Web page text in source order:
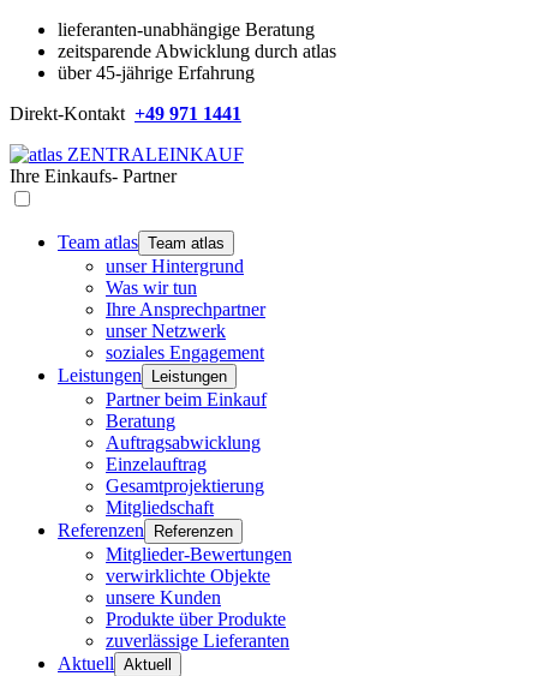
lieferanten-unabhängige Beratung
zeitsparende Abwicklung durch atlas
über 45-jährige Erfahrung
Direkt-Kontakt +49 971 1441
Ihre Einkaufs- Partner
Team atlas Team atlas
unser Hintergrund
Was wir tun
Ihre Ansprechpartner
unser Netzwerk
soziales Engagement
Leistungen
Leistungen
Partner beim Einkauf
Beratung
Auftragsabwicklung
Einzelauftrag
Gesamtprojektierung
Mitgliedschaft
Referenzen
Referenzen
Mitglieder-Bewertungen
verwirklichte Objekte
unsere Kunden
Produkte über Produkte
zuverlässige Lieferanten
Aktuell Aktuell